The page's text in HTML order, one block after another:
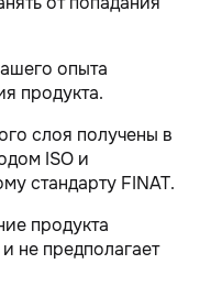
опыта
продукта.
слоя получены в
ISO и
стандарту FINAT.
продукта
не предполагает